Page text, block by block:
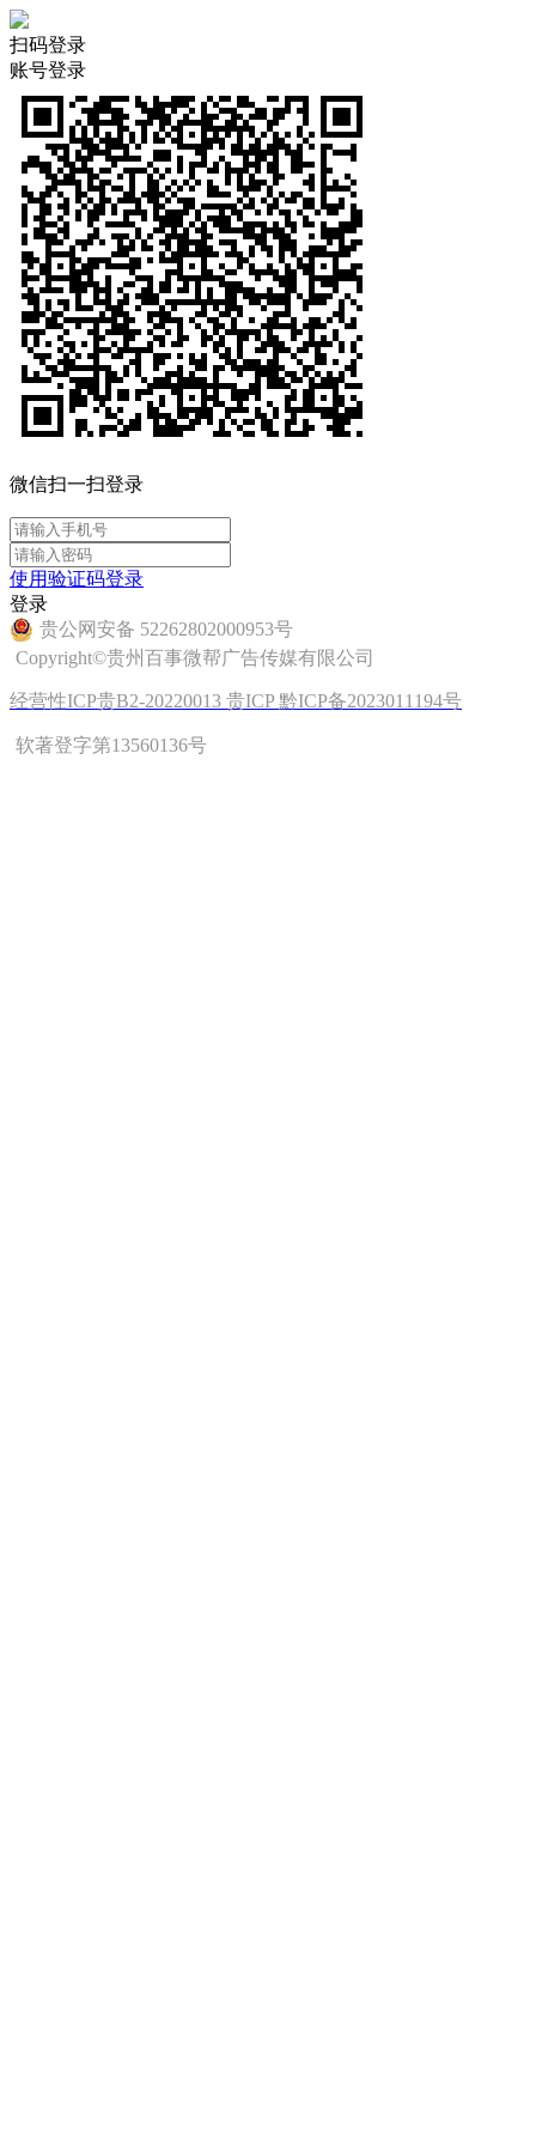
扫码登录
账号登录
微信扫一扫登录
使用验证码登录
登录
贵公网安备 52262802000953号
Copyright©贵州百事微帮广告传媒有限公司
经营性ICP贵B2-20220013 贵ICP 黔ICP备2023011194号
软著登字第13560136号